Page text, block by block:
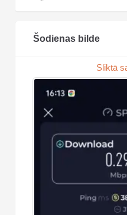
Šodienas bilde
Sliktā